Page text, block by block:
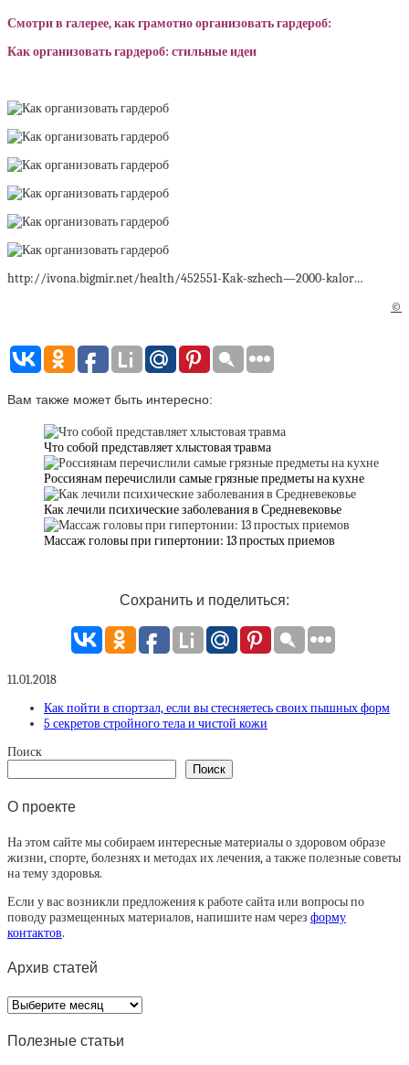
Смотри в галерее, как грамотно организовать гардероб:
Как организовать гардероб: стильные идеи
http://ivona.bigmir.net/health/452551-Kak-szhech—2000-kalor…
©
Вам также может быть интересно:
Что собой представляет хлыстовая травма
Россиянам перечислили самые грязные предметы на кухне
Как лечили психические заболевания в Средневековье
Массаж головы при гипертонии: 13 простых приемов
Сохранить и поделиться:
11.01.2018
Как пойти в спортзал, если вы стесняетесь своих пышных форм
5 секретов стройного тела и чистой кожи
Поиск
Поиск
О проекте
На этом сайте мы собираем интересные материалы о здоровом образе
жизни, спорте, болезнях и методах их лечения, а также полезные советы
на тему здоровья.
Если у вас возникли предложения к работе сайта или вопросы по
поводу размещенных материалов, напишите нам через форму
контактов.
Архив статей
Архив
статей
Полезные статьи